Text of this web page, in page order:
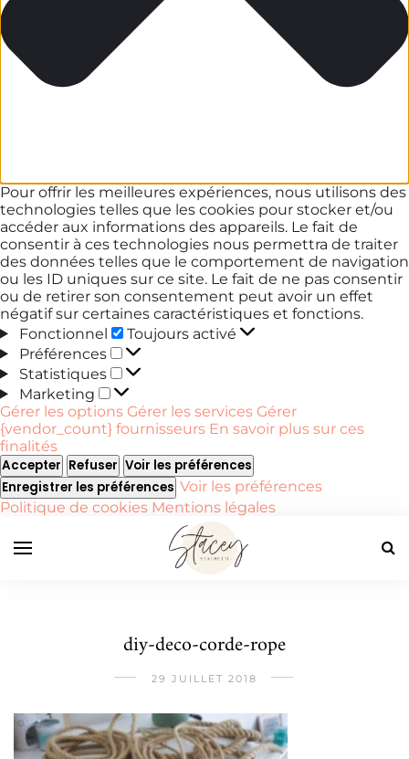
Pour offrir les meilleures expériences, nous utilisons des
technologies telles que les cookies pour stocker et/ou
accéder aux informations des appareils. Le fait de
consentir à ces technologies nous permettra de traiter
des données telles que le comportement de navigation
ou les ID uniques sur ce site. Le fait de ne pas consentir
ou de retirer son consentement peut avoir un effet
négatif sur certaines caractéristiques et fonctions.
Fonctionnel
Fonctionnel
Toujours activé
Préférences
Préférences
Statistiques
Statistiques
Marketing
Marketing
Gérer les options Gérer les services Gérer
{vendor_count} fournisseurs En savoir plus sur ces
finalités
Accepter Refuser Voir les préférences
Enregistrer les préférences Voir les préférences
Politique de cookies Mentions légales
diy-deco-corde-rope
29 JUILLET 2018